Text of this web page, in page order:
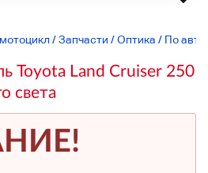
/Запчасти /Оптика / По
Toyota Land Cruiser 250
света